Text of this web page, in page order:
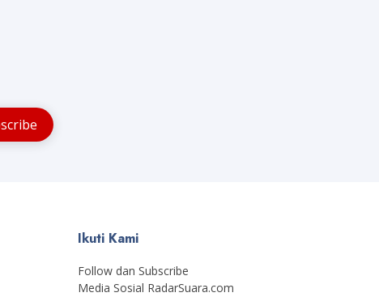
Ikuti Kami
Follow dan Subscribe
Media Sosial RadarSuara.com